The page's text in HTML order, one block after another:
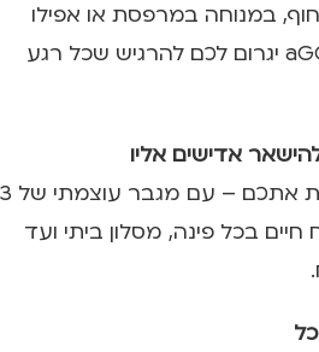
במנוחה במרפסת או אפילו
באמבטיה – ה-aGO mini יגרום לכם להרגיש שכל רגע
אדישים אליו
אל תתנו לגודל להטעות אתכם – עם מגבר עוצמתי של 3
חיים בכל פינה, מסלון ביתי ועד